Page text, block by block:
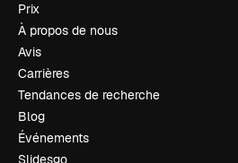
Prix
À propos de nous
Avis
Carrières
Tendances de recherche
Blog
Événements
Slidesgo